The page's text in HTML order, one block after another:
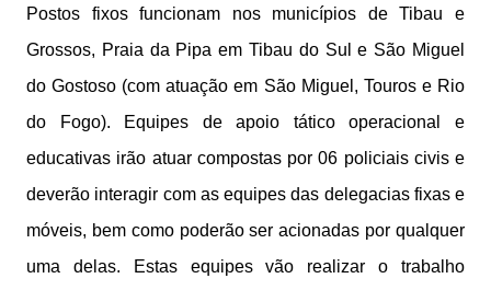
Postos fixos funcionam nos municípios de Tibau e
Grossos, Praia da Pipa em Tibau do Sul e São Miguel
do Gostoso (com atuação em São Miguel, Touros e Rio
do Fogo). Equipes de apoio tático operacional e
educativas irão atuar compostas por 06 policiais civis e
deverão interagir com as equipes das delegacias fixas e
móveis, bem como poderão ser acionadas por qualquer
uma delas. Estas equipes vão realizar o trabalho